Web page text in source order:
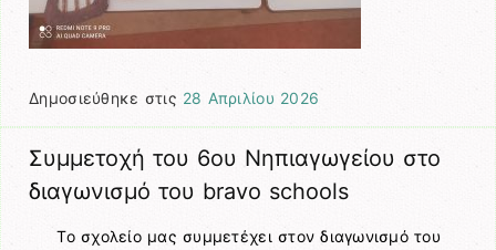
Δημοσιεύθηκε στις 28 Απριλίου 2026
Συμμετοχή του 6ου Νηπιαγωγείου στο
διαγωνισμό του bravo schools
Το σχολείο μας συμμετέχει στον διαγωνισμό του